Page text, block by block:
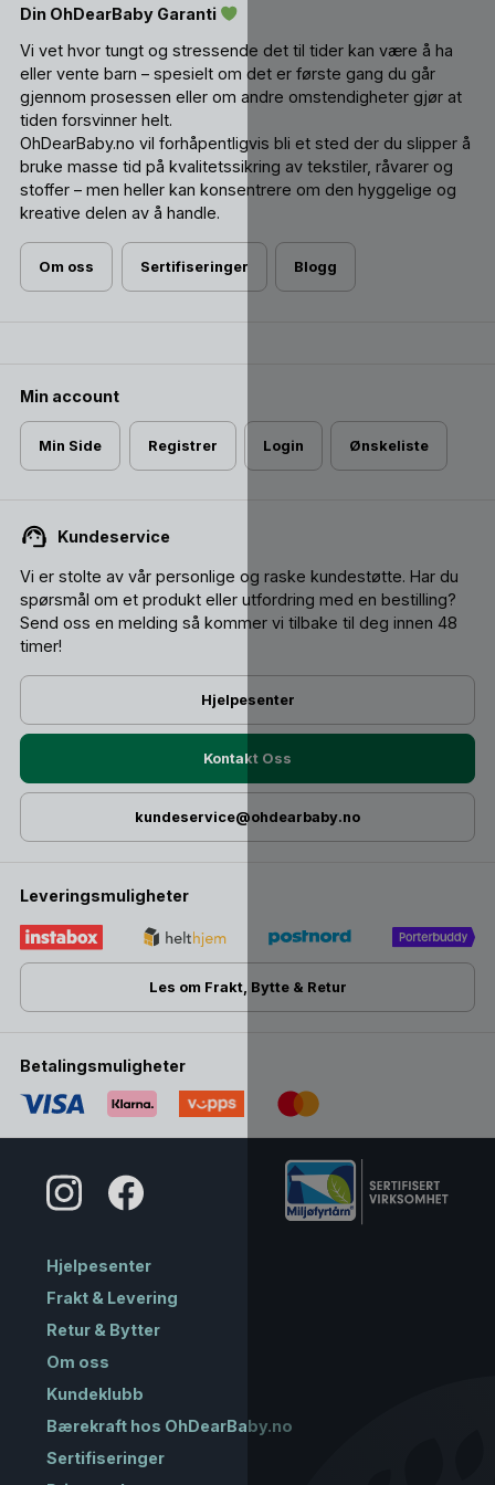
Din OhDearBaby Garanti
Vi vet hvor tungt og stressende det til tider kan være å ha
eller vente barn – spesielt om det er første gang du går
gjennom prosessen eller om andre omstendigheter gjør at
tiden forsvinner helt.
OhDearBaby.no vil forhåpentligvis bli et sted der du slipper å
bruke masse tid på kvalitetssikring av tekstiler, råvarer og
stoffer – men heller kan konsentrere om den hyggelige og
kreative delen av å handle.
Om oss Sertifiseringer Blogg
Min account
Min Side Registrer Login Ønskeliste
Kundeservice
Vi er stolte av vår personlige og raske kundestøtte. Har du
spørsmål om et produkt eller utfordring med en bestilling?
Send oss ​​en melding så kommer vi tilbake til deg innen 48
timer!
Hjelpesenter
Kontakt Oss
kundeservice@ohdearbaby.no
Leveringsmuligheter
Les om Frakt, Bytte & Retur
Betalingsmuligheter
Hjelpesenter
Frakt & Levering
Retur & Bytter
Om oss
Kundeklubb
Bærekraft hos OhDearBaby.no
Sertifiseringer